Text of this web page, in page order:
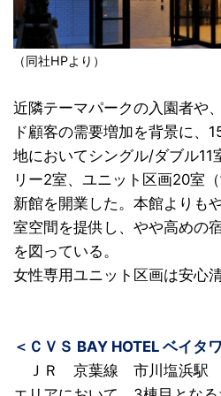
（同社HPより）
近隣テーマパークの入園者や
ド顧客の需要増加を背景に、
地においてシングル/ダブル11
リー2室、ユニット区画20室
新館を開業した。本館よりも
室空間を提供し、やや高めの
を図っている。
女性専用ユニット区画は安心
＜ＣＶＳ BAY HOTEL ベイタ
ＪＲ 京葉線 市川塩浜駅